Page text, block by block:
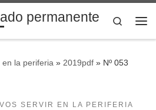
permanente
Search
la periferia » 2019pdf » Nº 053
SERVIR EN LA PERIFERIA